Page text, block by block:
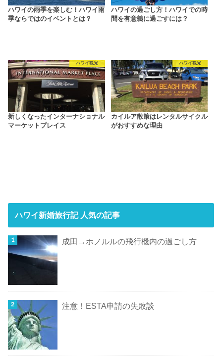
ハワイの雨季を楽しむ！ハワイ雨
季ならではのイベントとは？
ハワイの過ごし方！ハワイでの時
間を有意義に過ごすには？
ハワイ観光
新しくなったインターナショナル
マーケットプレイス
ハワイ観光
カイルア散策はレンタルサイクル
がおすすめな理由
ハワイ新婚旅行記 人気の記事
成田→ホノルルの飛行機内の過ごし方
注意！ESTA申請の失敗談